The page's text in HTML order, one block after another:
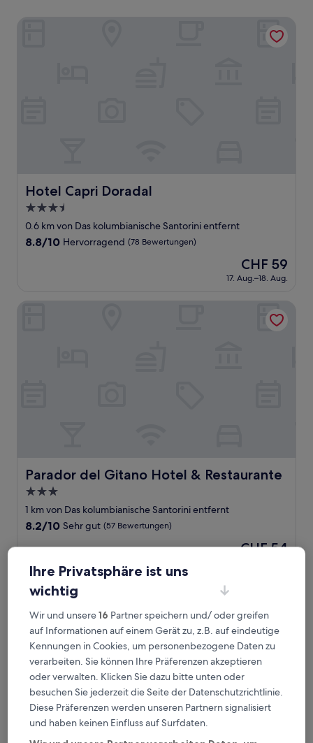
Hotel Capri Doradal
Hotel Capri Doradal
3.5-
Sterne-
Unterkunft
0.6 km von Das kolumbianische Santorini entfernt
8.8
Bewertungen)
8.8/10 Hervorragend (78 Bewertungen)
Der
Preis
beträgt
CHF 59
17. Aug.–18. Aug.
Parador del Gitano Hotel & Restaurante
Parador del Gitano Hotel & Restaurante
3.0-
Sterne-
Unterkunft
1 km von Das kolumbianische Santorini entfernt
8.2
10,
gut,
(57
Bewertungen)
8.2/10 Sehr gut (57 Bewertungen)
Der
CHF 54
El Bosque Boutique Hotel
Ihre Privatsphäre ist uns
wichtig
Wir und unsere16 Partner speichern und/ oder greifen
auf Informationen auf einem Gerät zu, z.B. auf eindeutige
Kennungen in Cookies, um personenbezogene Daten zu
verarbeiten. Sie können Ihre Präferenzen akzeptieren
oder verwalten. Klicken Sie dazu bitte unten oder
besuchen Sie jederzeit die Seite der Datenschutzrichtlinie.
Diese Präferenzen werden unseren Partnern signalisiert
und haben keinen Einfluss auf Surfdaten.